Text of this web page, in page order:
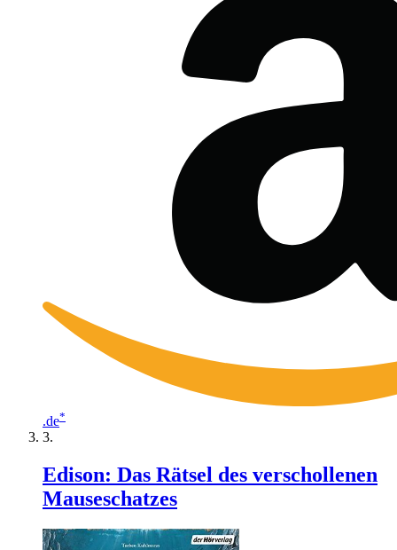
.de*
Edison: Das Rätsel des verschollenen
Mauseschatzes